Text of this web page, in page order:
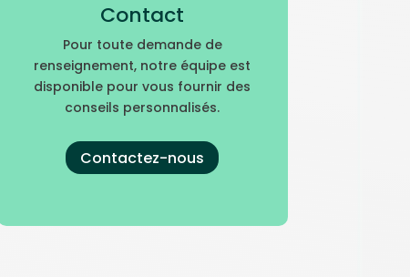
Contact
Pour toute demande de
renseignement, notre équipe est
disponible pour vous fournir des
conseils personnalisés.
Contactez-nous